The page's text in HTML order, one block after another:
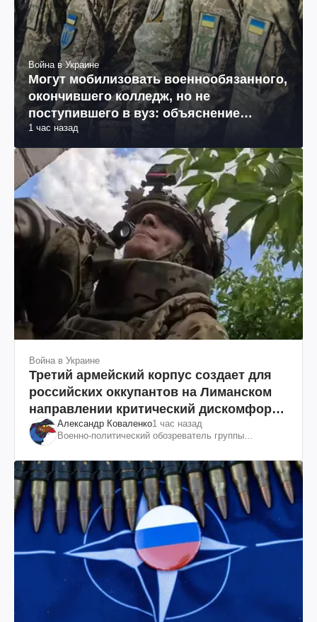
Война в Украине
Могут мобилизовать военнообязанного,
окончившего колледж, но не
поступившего в вуз: объяснение
юриста
1 час назад
Война в Украине
Третий армейский корпус создает для
российских оккупантов на Лиманском
направлении критический дискомфорт:
как это удалось
Александр Коваленко1 час назад
Военно-политический обозреватель группы